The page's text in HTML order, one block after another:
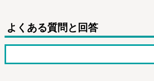
よくある質問と回答